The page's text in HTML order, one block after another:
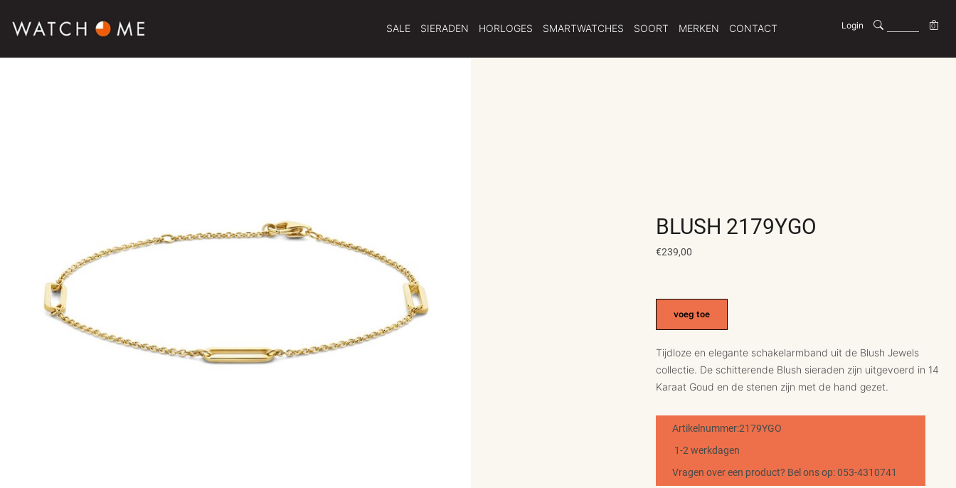
MERKEN
SALE SIERADEN HORLOGES SMARTWATCHES SOORT MERKEN CONTACT Login 0
BLUSH 2179YGO
€239,00
voeg toe
Tijdloze en elegante schakelarmband uit de Blush Jewels
collectie. De schitterende Blush sieraden zijn uitgevoerd in 14
Karaat Goud en de stenen zijn met de hand gezet.
Artikelnummer:2179YGO
1-2 werkdagen
Vragen over een product? Bel ons op: 053-4310741